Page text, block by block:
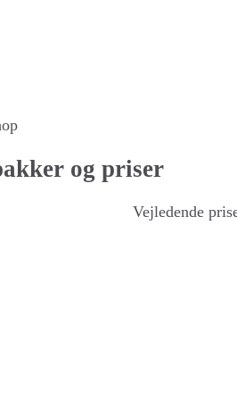
og priser
Vejledende